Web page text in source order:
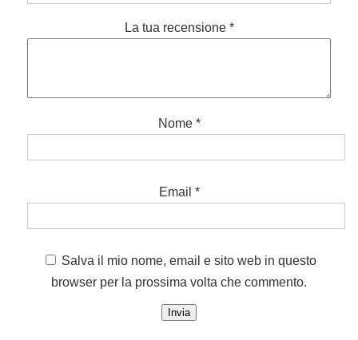
La tua recensione *
Nome *
Email *
Salva il mio nome, email e sito web in questo
browser per la prossima volta che commento.